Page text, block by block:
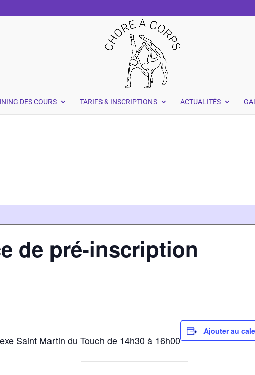
DES COURS TARIFS & INSCRIPTIONS ACTUALITÉS
de pré-inscription
Saint Martin du Touch de 14h30 à 16h00
Ajouter au